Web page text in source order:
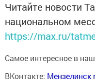
Читайте новости
национальном
https://max.ru/
Самое интересное в
ВКонтакте: Мензелинск